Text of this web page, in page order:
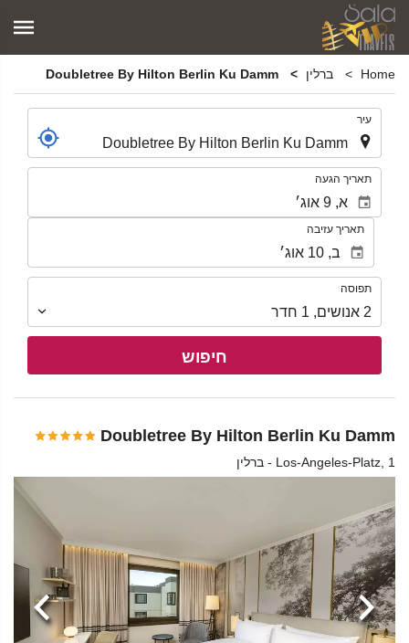
Home ברלין
עיר
תאריך הגעה
תאריך עזיבה
תפוסה
תפוסה
2 אנושים,
1 חדר
חיפוש
Doubletree By Hilton Berlin Ku Damm
Los-Angeles-Platz, 1 - ברלין
הקודמת הבא